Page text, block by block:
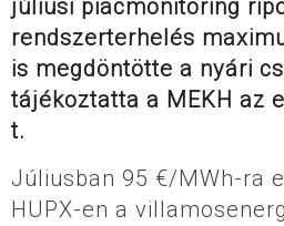
júliusi piacmonitoring
rendszerterhelés
is megdöntötte a nyári
tájékoztatta a MEKH az
t.
Júliusban 95 €/MWh-ra
HUPX-en a